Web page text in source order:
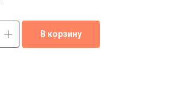
В корзину